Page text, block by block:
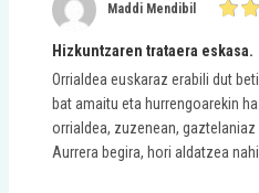
Maddi Mendibil
Hizkuntzaren trataera eskasa.
Orrialdea euskaraz erabili dut
bat amaitu eta hurrengoarekin
orrialdea, zuzenean,
Aurrera begira, hori aldatzea